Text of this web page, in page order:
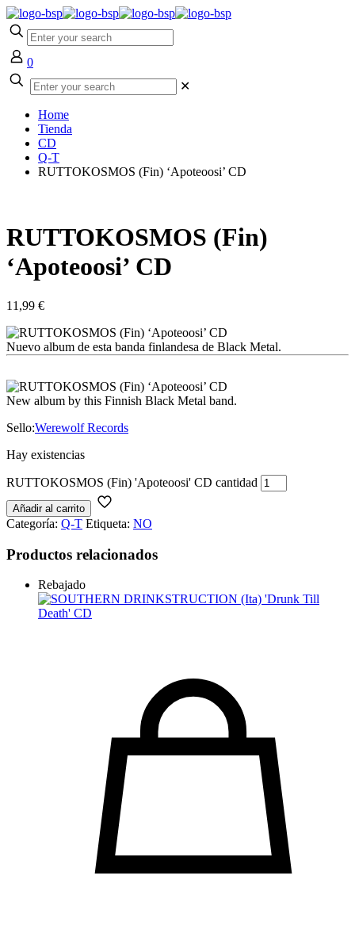
0
✕
Home
Tienda
CD
Q-T
RUTTOKOSMOS (Fin) ‘Apoteoosi’ CD
RUTTOKOSMOS (Fin)
‘Apoteoosi’ CD
11,99 €
Nuevo album de esta banda finlandesa de Black Metal.
New album by this Finnish Black Metal band.
Sello:Werewolf Records
Hay existencias
RUTTOKOSMOS (Fin) 'Apoteoosi' CD cantidad
Añadir al carrito
Categoría: Q-T Etiqueta: NO
Productos relacionados
Rebajado